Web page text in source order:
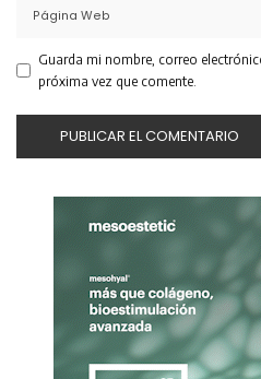
Guarda mi nombre, correo
próxima vez que comente.